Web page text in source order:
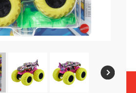
シー
Technology Notice
Mattel. All Rights Reserved.
page top